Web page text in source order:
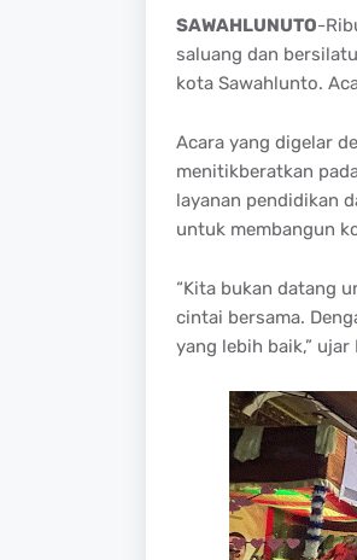
SAWAHLUNUTO-
saluang dan
kota Sawahlunto.
Acara yang digelar
menitikberatkan
layanan pendidikan
untuk membangun
“Kita bukan datang
cintai bersama.
yang lebih baik,”